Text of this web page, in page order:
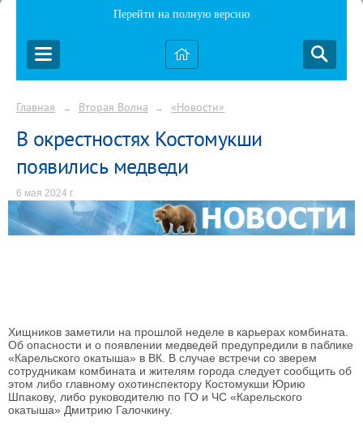
Перейти на полную версию
Главная → Вторая Волна → «Новости»
В окрестностях Костомукши
появились медведи
6 мая 2024 г.
Хищников заметили на прошлой неделе в карьерах комбината.
Об опасности и о появлении медведей предупредили в паблике
«Карельского окатыша» в ВК. В случае встречи со зверем
сотрудникам комбината и жителям города следует сообщить об
этом либо главному охотинспектору Костомукши Юрию
Шпакову, либо руководителю по ГО и ЧС «Карельского
окатыша» Дмитрию Галочкину.